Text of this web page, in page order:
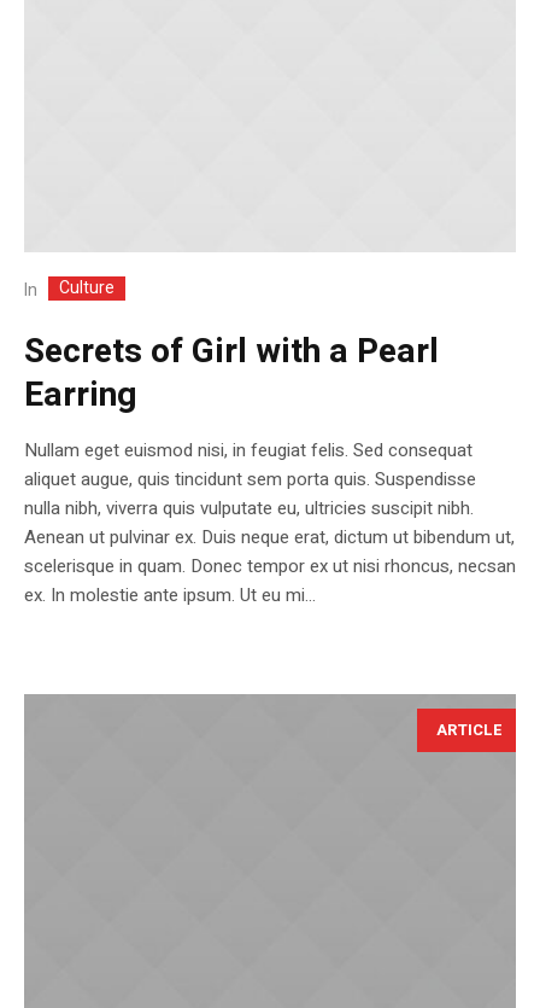
In Culture
Secrets of Girl with a Pearl
Earring
Nullam eget euismod nisi, in feugiat felis. Sed consequat
aliquet augue, quis tincidunt sem porta quis. Suspendisse
nulla nibh, viverra quis vulputate eu, ultricies suscipit nibh.
Aenean ut pulvinar ex. Duis neque erat, dictum ut bibendum ut,
scelerisque in quam. Donec tempor ex ut nisi rhoncus, necsan
ex. In molestie ante ipsum. Ut eu mi...
ARTICLE